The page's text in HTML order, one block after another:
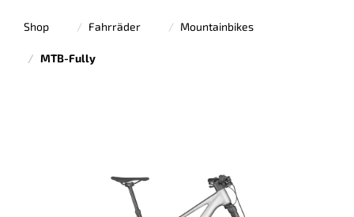
Shop Fahrräder Mountainbikes
MTB-Fully